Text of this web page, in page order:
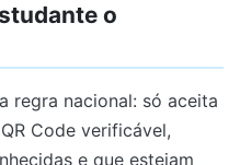
o
regra nacional: só aceita
Code verificável,
e que estejam